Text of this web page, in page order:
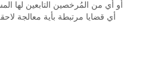
أي قضايا مرتبطة بأية معالجة